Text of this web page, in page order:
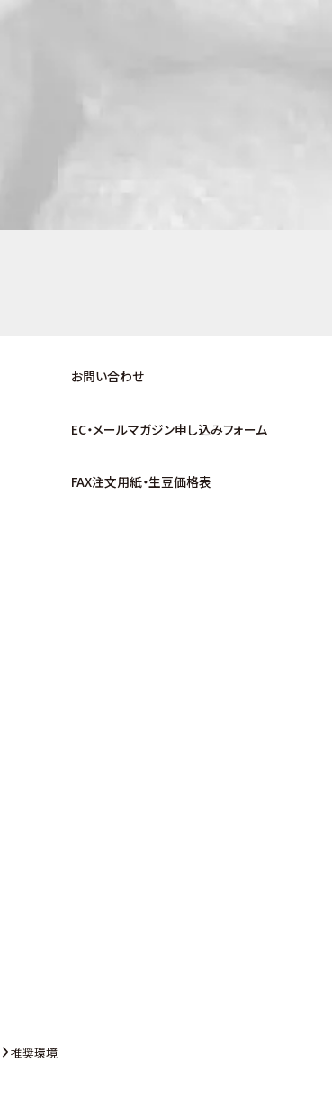
お問い合わせ
EC・メールマガジン申し込みフォーム
FAX注文用紙・生豆価格表
推奨環境